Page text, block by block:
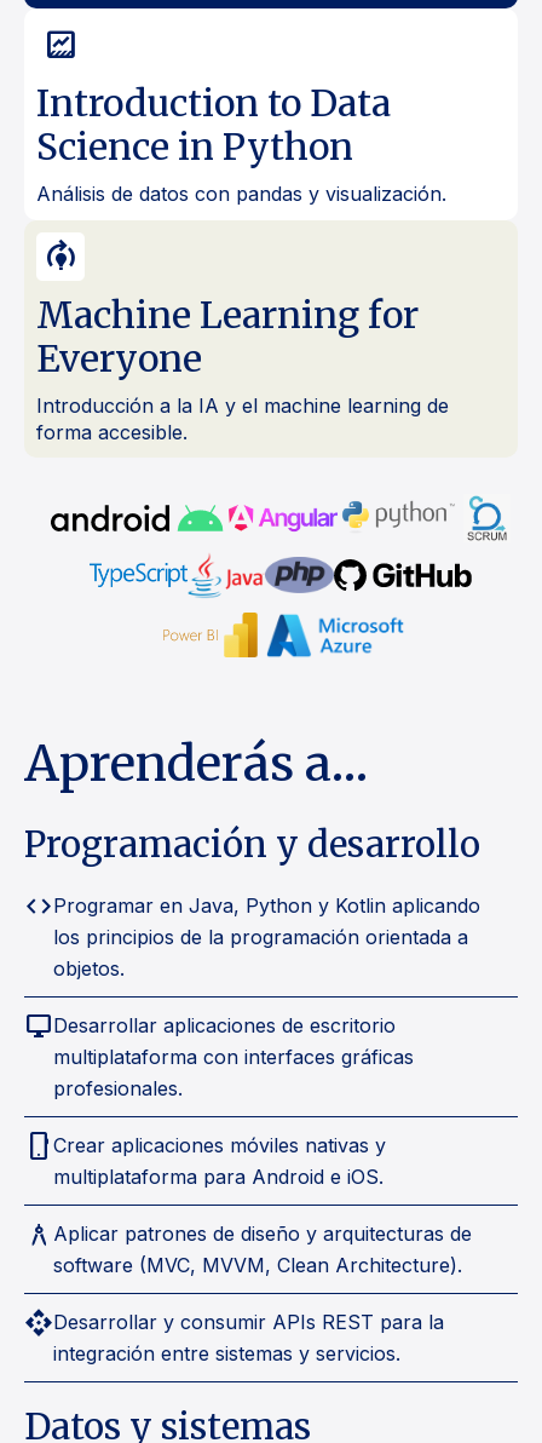
data_thresholding
Introduction to Data
Science in Python
Análisis de datos con pandas y visualización.
model_training
Machine Learning for
Everyone
Introducción a la IA y el machine learning de
forma accesible.
Aprenderás a…
Programación y desarrollo
codeProgramar en Java, Python y Kotlin aplicando
los principios de la programación orientada a
objetos.
desktop_windowsDesarrollar aplicaciones de escritorio
multiplataforma con interfaces gráficas
profesionales.
phone_android Crear aplicaciones móviles nativas y
multiplataforma para Android e iOS.
architecture Aplicar patrones de diseño y arquitecturas de
software (MVC, MVVM, Clean Architecture).
apiDesarrollar y consumir APIs REST para la
integración entre sistemas y servicios.
Datos y sistemas